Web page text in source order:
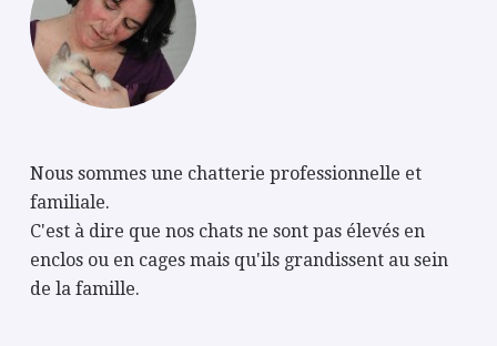
Nous sommes une chatterie professionnelle et
familiale.
C'est à dire que nos chats ne sont pas élevés en
enclos ou en cages mais qu'ils grandissent au sein
de la famille.